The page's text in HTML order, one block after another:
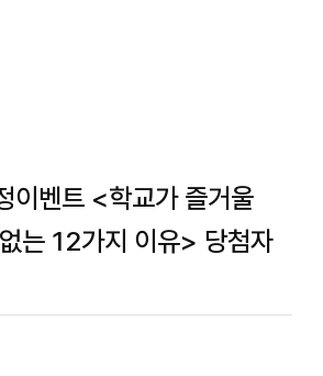
이벤트 <학교가 즐거울
는 12가지 이유> 당첨자